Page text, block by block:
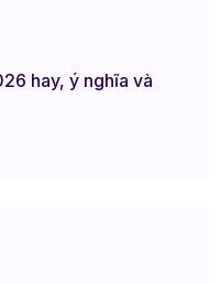
hay, ý nghĩa và